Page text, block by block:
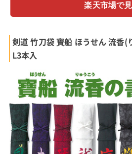
楽天市場で
剣道 竹刀袋 寶船 ほうせん 流香(
L3本入